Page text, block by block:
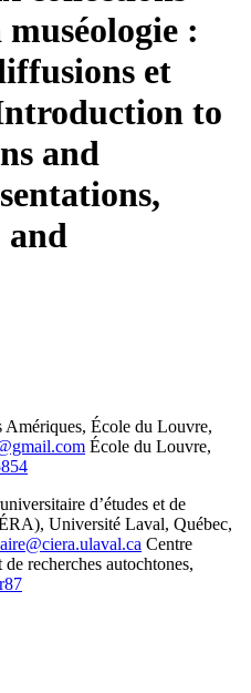
:
et
to
and
and
Amériques, École du Louvre,
École du Louvre,
d’études et de
Université Laval, Québec,
Centre
recherches autochtones,